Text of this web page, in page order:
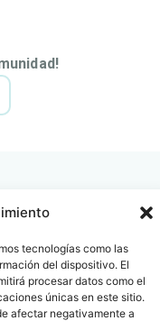
tecnologías como las
del dispositivo. El
procesar datos como el
únicas en este sitio.
afectar negativamente a
de Gracia, 56 -
08006
014 655